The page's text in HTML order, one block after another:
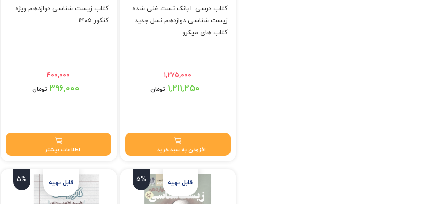
کتاب درسی +بانک تست غنی شده
زیست شناسی دوازدهم نسل جدید
کتاب های میکرو
۱,۲۷۵,۰۰۰
۱,۲۱۱,۲۵۰ تومان
افزودن به سبد خرید
کتاب زیست شناسی دوازدهم ویژه
کنکور ۱۴۰۵
۴۰۰,۰۰۰
قیمت اصلی: ۴۰۰,۰۰۰ تومان بود.۳۹۶,۰۰۰ تومان
اطلاعات بیشتر
5%
5%